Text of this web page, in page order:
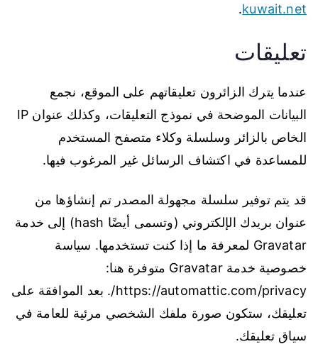
kuwait.net
.
تعليقات
عندما يترك الزائرون تعليقاتهم على الموقع، نجمع
البيانات الموضحة في نموذج التعليقات، وكذلك عنوان IP
الخاص بالزائر وسلسلة وكلاء متصفح المستخدم
للمساعدة في اكتشاف الرسائل غير المرغوب فيها.
قد يتم توفير سلسلة مجهولة المصدر تم إنشاؤها من
عنوان بريدك الإلكتروني (وتسمى أيضًا hash) إلى خدمة
Gravatar لمعرفة ما إذا كنت تستخدمها. سياسة
خصوصية خدمة Gravatar متوفرة هنا:
https://automattic.com/privacy/. بعد الموافقة على
تعليقك، ستكون صورة ملفك الشخصي مرئية للعامة في
سياق تعليقك.